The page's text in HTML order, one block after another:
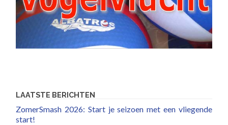
LAATSTE BERICHTEN
ZomerSmash 2026: Start je seizoen met een vliegende
start!